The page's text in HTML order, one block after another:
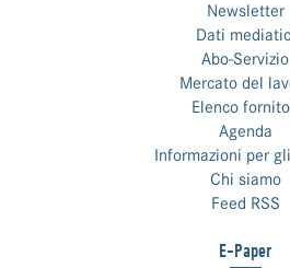
Newsletter
Dati
Abo-Servizio
Mercato del
Elenco
Agenda
Informazioni per
Chi siamo
Feed RSS
E-Paper